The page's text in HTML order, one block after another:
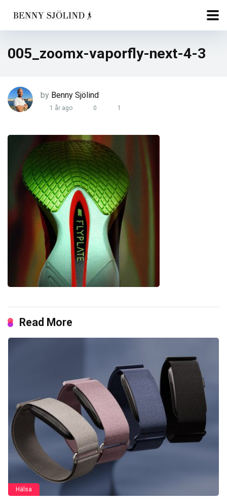
005_zoomx-vaporfly-next-4-3
by Benny Sjölind
1 år ago 0 1
Read More
Hälsa